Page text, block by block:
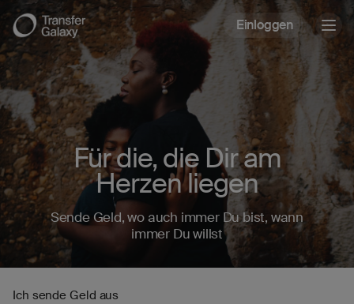
Einloggen
Für die, die Dir am
Herzen liegen
Sende Geld, wo auch immer Du bist, wann
immer Du willst
Ich sende Geld aus